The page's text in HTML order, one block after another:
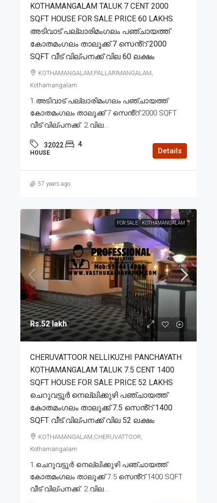
KOTHAMANGALAM TALUK 7 CENT 2000
SQFT HOUSE FOR SALE PRICE 60 LAKHS
അടിവാട് പല്ലാരിമംഗലം പഞ്ചായത്ത്
കോതമംഗലം താലൂക്ക് 7 സെൻ്റ് 2000
SQFT വീട് വില്പനക്ക് വില 60 ലക്ഷം
KOTHAMANGALAM,PALLARIMANGALAM,
Kothamangalam
1.അടിവാട് പല്ലാരിമംഗലം പഞ്ചായത്ത്
കോതമംഗലം താലൂക്ക് 7 സെൻ്റ് 2000 SQFT
വീട് വില്പനക്ക്. 2.വില...
32022 4
HOUSE Details
57 years ago
FOR SALE KOTHAMANGALAM
Rs.52 lakh
CHERUVATTOOR NELLIKUZHI PANCHAYATH
KOTHAMANGALAM TALUK 7.5 CENT 1400
SQFT HOUSE FOR SALE PRICE 52 LAKHS
ചെറുവട്ടൂർ നെല്ലിക്കുഴി പഞ്ചായത്ത്
കോതമംഗലം താലൂക്ക് 7.5 സെൻ്റ് 1400
SQFT വീട് വില്പനക്ക് വില 52 ലക്ഷം
KOTHAMANGALAM,CHERUVATTOOR,
Kothamangalam
1.ചെറുവട്ടൂർ നെല്ലിക്കുഴി പഞ്ചായത്ത്
കോതമംഗലം താലൂക്ക് 7.5 സെൻ്റ് 1400 SQFT
വീട് വില്പനക്ക്. 2.വില...